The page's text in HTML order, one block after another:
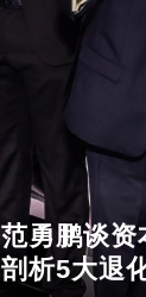
范勇鹏谈资
剖析5大退